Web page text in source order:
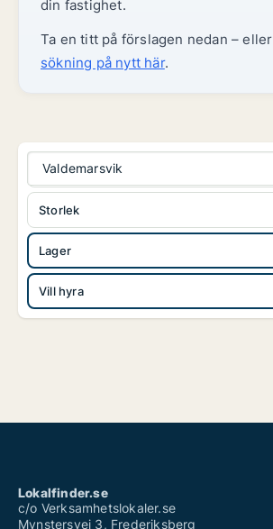
din fastighet.
Ta en titt på förslagen nedan – eller
sökning på nytt här.
Valdemarsvik
Lager
Vill hyra
Storlek
Lokalfinder.se
c/o Verksamhetslokaler.se
Mynstersvej 3, Frederiksberg